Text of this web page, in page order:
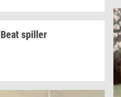
spil­ler